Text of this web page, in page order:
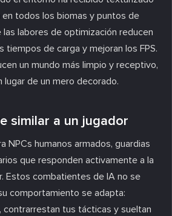
todos los biomas y puntos de
labores de optimización reducen
tiempos de carga y mejoran los FPS.
un mundo más limpio y receptivo,
de un mero decorado.
similar a un jugador
NPCs humanos armados, guardias
que responden activamente a la
Estos combatientes de IA no se
comportamiento se adapta:
contrarrestan tus tácticas y sueltan